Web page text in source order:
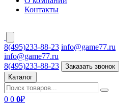
Контакты
8(495)233-88-23 info@game77.ru
info@game77.ru
8(495)233-88-23
Заказать звонок
Каталог
0 0 0₽